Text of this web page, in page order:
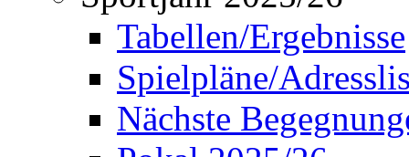
Tabellen/Ergebnisse
Spielpläne/
Nächste